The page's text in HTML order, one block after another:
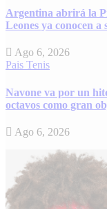
Argentina abrirá la
Leones ya conocen a
Ago 6, 2026
Pais Tenis
Navone va por un
octavos como gran
Ago 6, 2026